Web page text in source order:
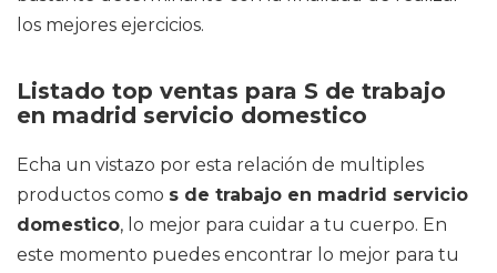
los mejores ejercicios.
Listado top ventas para S de trabajo
en madrid servicio domestico
Echa un vistazo por esta relación de multiples
productos como s de trabajo en madrid servicio
domestico, lo mejor para cuidar a tu cuerpo. En
este momento puedes encontrar lo mejor para tu